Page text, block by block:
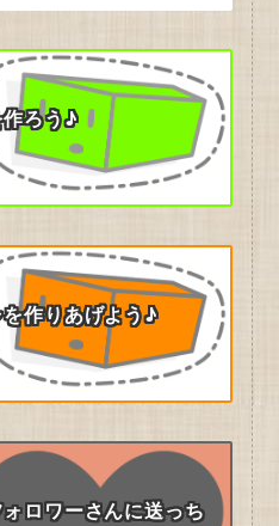
作ろう♪
作りあげよう♪
ロワーさんに送っち